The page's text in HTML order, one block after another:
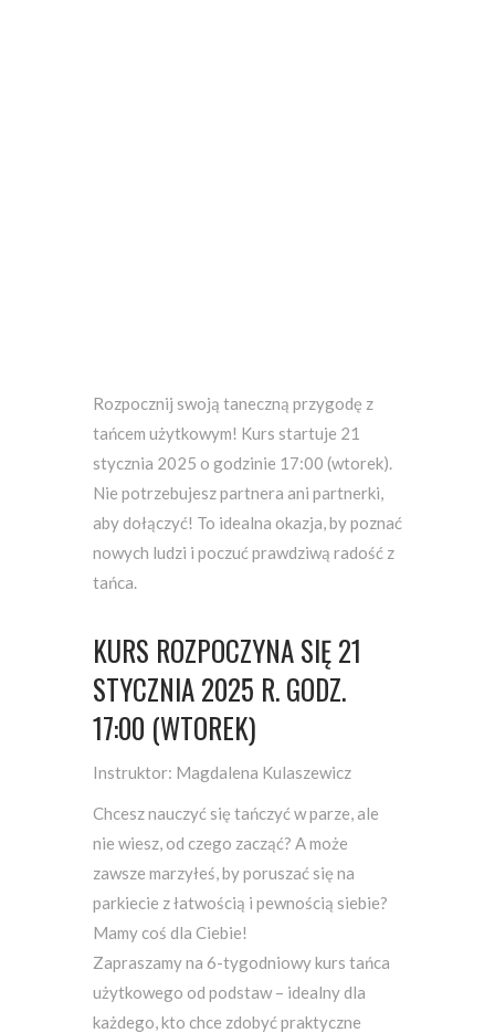
Rozpocznij swoją taneczną przygodę z
tańcem użytkowym! Kurs startuje 21
stycznia 2025 o godzinie 17:00 (wtorek).
Nie potrzebujesz partnera ani partnerki,
aby dołączyć! To idealna okazja, by poznać
nowych ludzi i poczuć prawdziwą radość z
tańca.
KURS ROZPOCZYNA SIĘ 21
STYCZNIA 2025 R. GODZ.
17:00 (WTOREK)
Instruktor: Magdalena Kulaszewicz
Chcesz nauczyć się tańczyć w parze, ale
nie wiesz, od czego zacząć? A może
zawsze marzyłeś, by poruszać się na
parkiecie z łatwością i pewnością siebie?
Mamy coś dla Ciebie!
Zapraszamy na 6-tygodniowy kurs tańca
użytkowego od podstaw – idealny dla
każdego, kto chce zdobyć praktyczne